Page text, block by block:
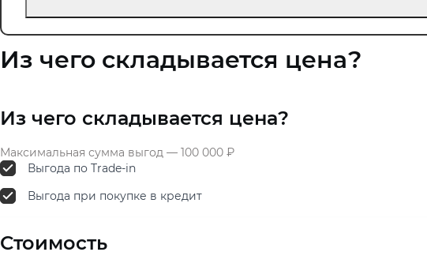
Из чего складывается цена?
Из чего складывается цена?
Максимальная сумма выгод — 100 000 ₽
Выгода по Trade-in
Выгода при покупке в кредит
Стоимость